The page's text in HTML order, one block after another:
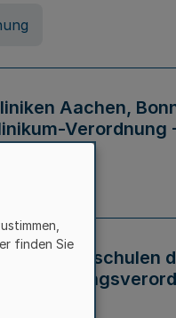
Aachen,
Verordnung
der Hochschulen
finden Sie